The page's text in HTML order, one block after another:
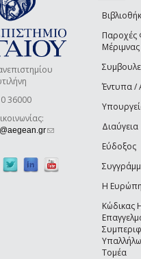
36000
(link sends e-mail)
Παροχές
Μέριμνας
Έντυπα /
Διαύγεια
Εύδοξος
Η
Κώδικας
Τομέα